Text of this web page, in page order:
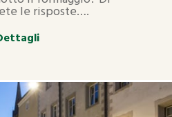
le risposte….